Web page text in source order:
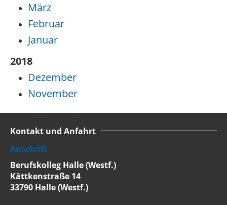
März
Februar
Januar
2018
Dezember
November
Kontakt und Anfahrt
Anschrift
Berufskolleg Halle (Westf.)
Kättkenstraße 14
33790 Halle (Westf.)